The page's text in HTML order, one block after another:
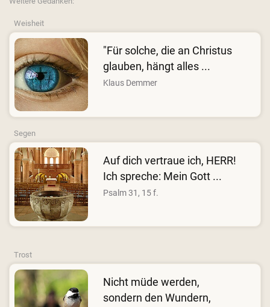
Weisheit
"Für solche, die an Christus
glauben, hängt alles ...
Klaus Demmer
Segen
Auf dich vertraue ich, HERR!
Ich spreche: Mein Gott ...
Psalm 31, 15 f.
Trost
Nicht müde werden,
sondern den Wundern,